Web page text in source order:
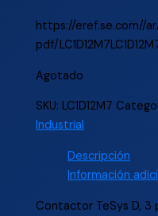
https://eref.se.com//
pdf/
Agotado
SKU: LC1D12M7
Industrial
Descripción
Información
Contactor TeSys D, 3